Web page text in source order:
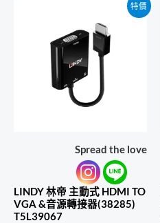
特價
Spread the love
LINDY 林帝 主動式 HDMI TO
VGA &音源轉接器(38285)
T5L39067